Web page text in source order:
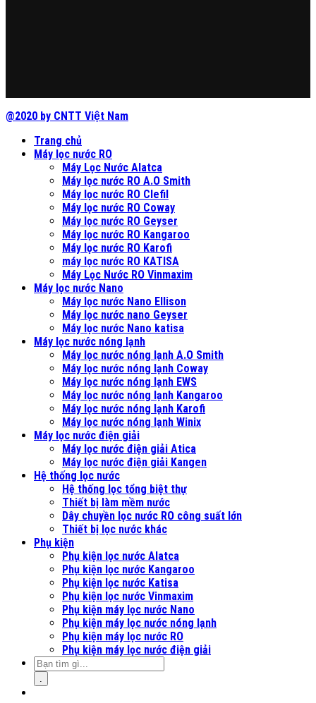
@2020 by CNTT Việt Nam
Trang chủ
Máy lọc nước RO
Máy Lọc Nước Alatca
Máy lọc nước RO A.O Smith
Máy lọc nước RO Clefil
Máy lọc nước RO Coway
Máy lọc nước RO Geyser
Máy lọc nước RO Kangaroo
Máy lọc nước RO Karofi
máy lọc nước RO KATISA
Máy Lọc Nước RO Vinmaxim
Máy lọc nước Nano
Máy lọc nước Nano Ellison
Máy lọc nước nano Geyser
Máy lọc nước Nano katisa
Máy lọc nước nóng lạnh
Máy lọc nước nóng lạnh A.O Smith
Máy lọc nước nóng lạnh Coway
Máy lọc nước nóng lạnh EWS
Máy lọc nước nóng lạnh Kangaroo
Máy lọc nước nóng lạnh Karofi
Máy lọc nước nóng lạnh Winix
Máy lọc nước điện giải
Máy lọc nước điện giải Atica
Máy lọc nước điện giải Kangen
Hệ thống lọc nước
Hệ thống lọc tổng biệt thự
Thiết bị làm mềm nước
Dây chuyền lọc nước RO công suất lớn
Thiết bị lọc nước khác
Phụ kiện
Phụ kiện lọc nước Alatca
Phụ kiện lọc nước Kangaroo
Phụ kiện lọc nước Katisa
Phụ kiện lọc nước Vinmaxim
Phụ kiện máy lọc nước Nano
Phụ kiện máy lọc nước nóng lạnh
Phụ kiện máy lọc nước RO
Phụ kiện máy lọc nước điện giải
.